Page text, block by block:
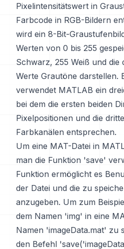
Pixelintensitätswert in
Farbcode in RGB-Bildern
wird ein 8-Bit-
Werten von 0 bis 255
Schwarz, 255 Weiß und die
Werte Grautöne darstellen.
verwendet MATLAB ein
bei dem die ersten beiden
Pixelpositionen und die
Farbkanälen entsprechen.
Um eine MAT-Datei in
man die Funktion 'save'
Funktion ermöglicht es
der Datei und die zu
anzugeben. Um zum
dem Namen 'img' in eine
Namen 'imageData.mat' zu
den Befehl